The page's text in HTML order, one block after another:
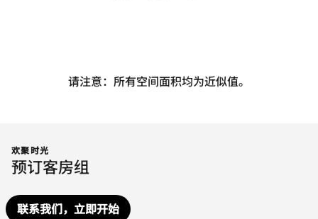
请注意：所有空间面积均为近似值。
欢聚时光
预订客房组
联系我们，立即开始